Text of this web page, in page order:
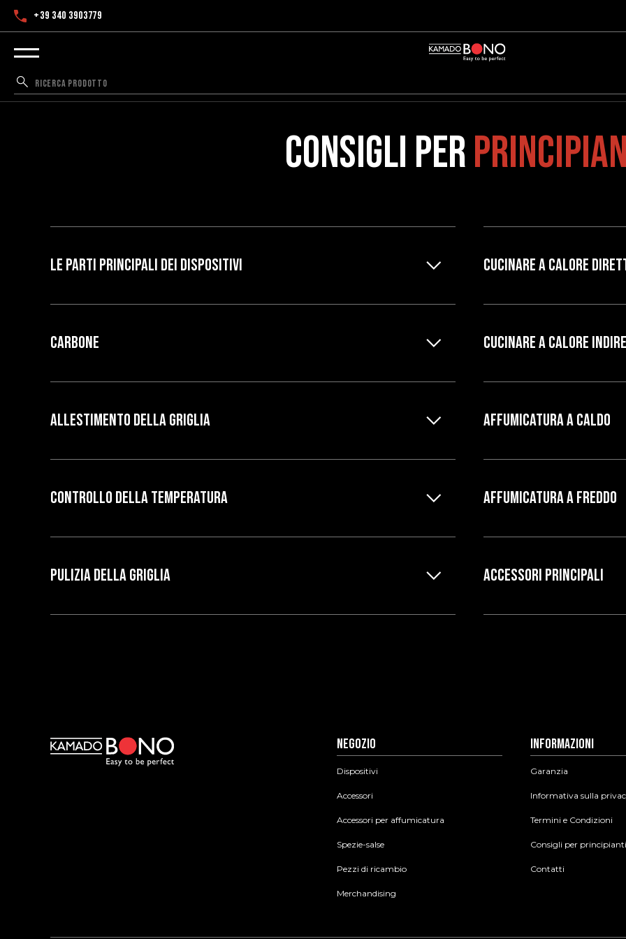
+39 340 3903779
Consigli per
LE PARTI PRINCIPALI DEI DISPOSITIVI
Carbone
ALLESTIMENTO DELLA GRIGLIA
CONTROLLO DELLA TEMPERATURA
PULIZIA DELLA GRIGLIA
CUCINARE A CALORE
CUCINARE A CALORE
AFFUMICATURA A CALDO
AFFUMICATURA A FREDDO
ACCESSORI PRINCIPALI
Negozio
Dispositivi
Accessori
Accessori per affumicatura
Spezie-salse
Pezzi di ricambio
Merchandising
Informazioni
Garanzia
Informativa sulla
Termini e Condizioni
Consigli per principianti
Contatti